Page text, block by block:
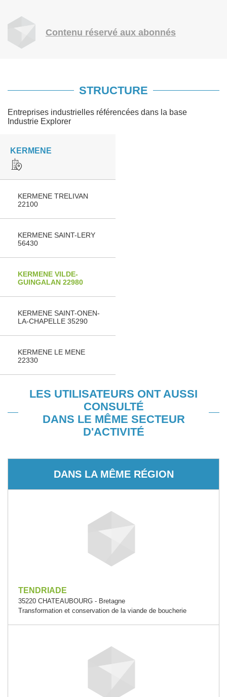
Contenu réservé aux abonnés
STRUCTURE
Entreprises industrielles référencées dans la base
Industrie Explorer
KERMENE
KERMENE TRELIVAN
22100
KERMENE SAINT-LERY
56430
KERMENE VILDE-
GUINGALAN 22980
KERMENE SAINT-ONEN-
LA-CHAPELLE 35290
KERMENE LE MENE
22330
LES UTILISATEURS ONT AUSSI
CONSULTÉ
DANS LE MÊME SECTEUR
D'ACTIVITÉ
DANS LA MÊME RÉGION
TENDRIADE
35220 CHATEAUBOURG - Bretagne
Transformation et conservation de la viande de boucherie